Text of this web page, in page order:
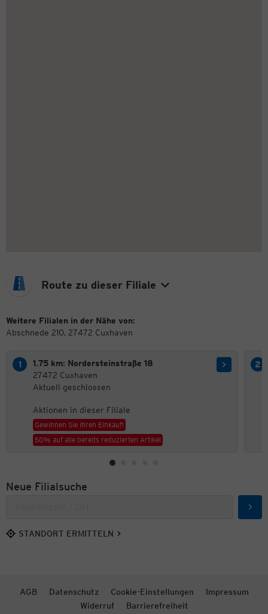
Route zu dieser Filiale
Weitere Filialen in der Nähe von:
Abschnede 210, 27472 Cuxhaven
1.75 km: Nordersteinstraße 18
27472 Cuxhaven
Aktuell geschlossen
Aktionen in dieser Filiale
Gewinnen Sie Ihren Einkauf!
50% auf alle bereits reduzierten Artikel
Neue Filialsuche
STANDORT ERMITTELN
AGB Datenschutz Cookie-Einstellungen
Impressum
Widerruf
Barrierefreiheit